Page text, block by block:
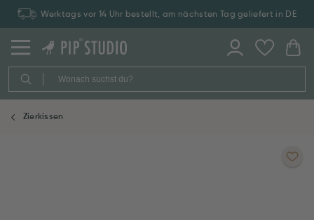
Werktags vor 14 Uhr bestellt, am nächsten Tag geliefert in DE
Zierkissen